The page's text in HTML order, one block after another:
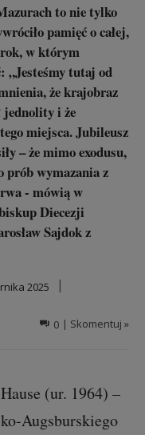
to nie tylko
pamięć o całej,
w którym
„Jesteśmy tutaj od
że krajobraz
jednolity i że
miejsca. Jubileusz
– że mimo exodusu,
prób wymazania z
- mówią w
Diecezji
Sajdok z
2025 |
0 | Skomentuj »
(ur. 1964) –
Augsburskiego